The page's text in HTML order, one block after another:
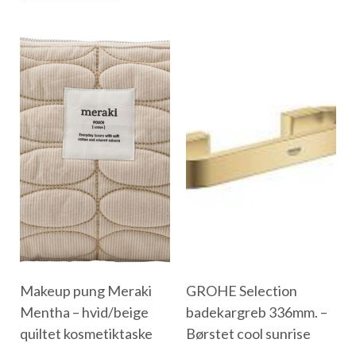
Makeup pung Meraki
Mentha – hvid/beige
quiltet kosmetiktaske
GROHE Selection
badekargreb 336mm. –
Børstet cool sunrise